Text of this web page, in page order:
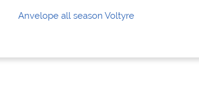
Anvelope all season Voltyre